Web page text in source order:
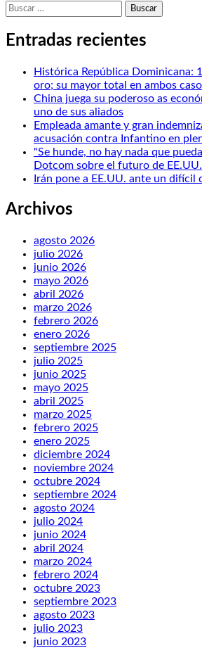
Buscar:
Entradas recientes
Histórica República Dominicana:
oro; su mayor total en ambos
China juega su poderoso as
uno de sus aliados
Empleada amante y gran
acusación contra Infantino en
"Se hunde, no hay nada que
Dotcom sobre el futuro de EE.UU.
Irán pone a EE.UU. ante un difícil
Archivos
agosto 2026
julio 2026
junio 2026
mayo 2026
abril 2026
marzo 2026
febrero 2026
enero 2026
septiembre 2025
julio 2025
junio 2025
mayo 2025
abril 2025
marzo 2025
febrero 2025
enero 2025
diciembre 2024
noviembre 2024
octubre 2024
septiembre 2024
agosto 2024
julio 2024
junio 2024
abril 2024
marzo 2024
febrero 2024
octubre 2023
septiembre 2023
agosto 2023
julio 2023
junio 2023